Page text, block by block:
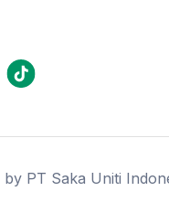
by PT Saka Uniti